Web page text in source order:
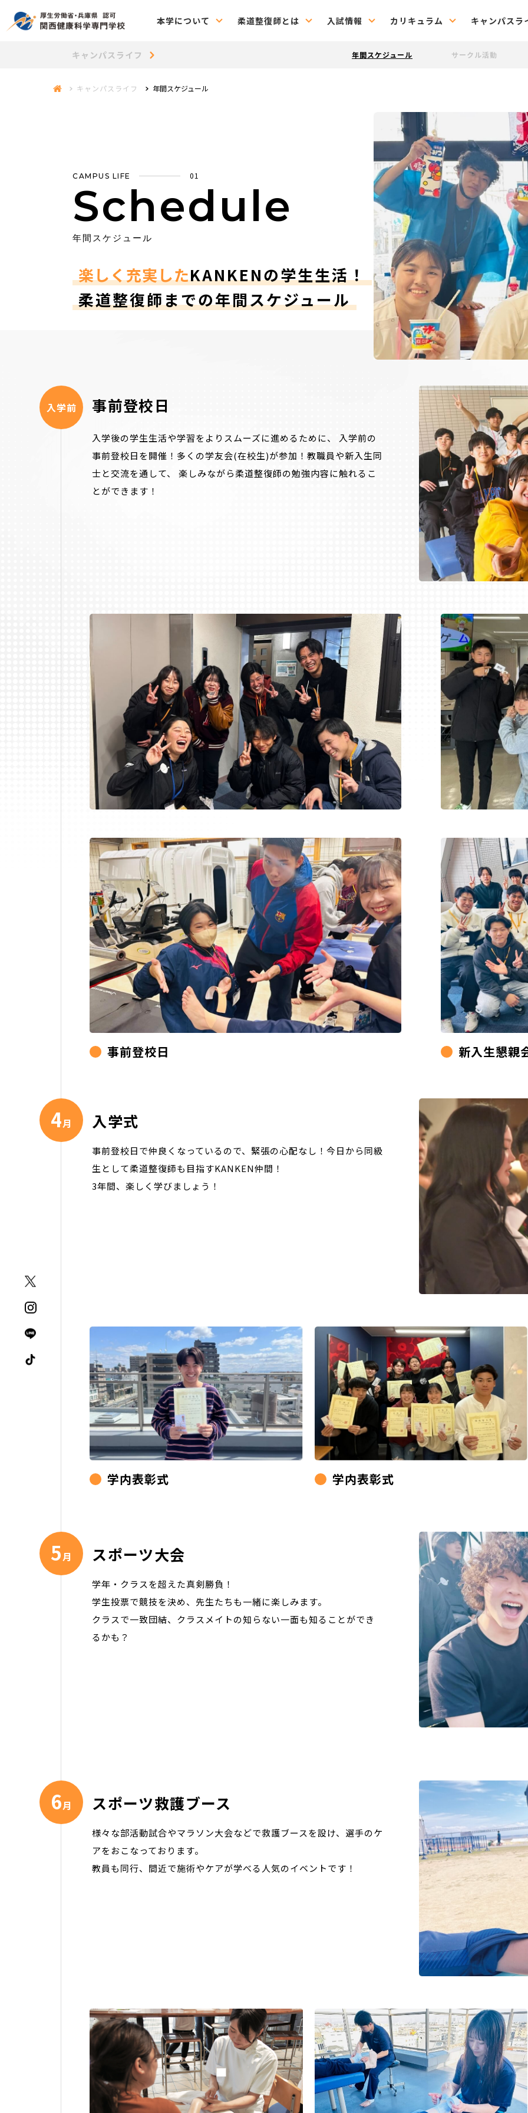
本学について 柔道整復師とは 入試情報 カリキュラム キャンパスラ
キャンパスライフ 年間スケジュール サークル活動
キャンパスライフ 年間スケジュール
CAMPUS LIFE 01
Schedule
年間スケジュール
楽しく充実したKANKENの学生生活！
柔道整復師までの年間スケジュール
入学前 事前登校日
入学後の学生生活や学習をよりスムーズに進めるために、 入学前の
事前登校日を開催！多くの学友会(在校生)が参加！教職員や新入生同
士と交流を通して、 楽しみながら柔道整復師の勉強内容に触れるこ
とができます！
事前登校日 新入生懇親
4月 入学式
事前登校日で仲良くなっているので、緊張の心配なし！今日から同級
生として柔道整復師も目指すKANKEN仲間！
3年間、楽しく学びましょう！
学内表彰式 学内表彰式
5月 スポーツ大会
学年・クラスを超えた真剣勝負！
学生投票で競技を決め、先生たちも一緒に楽しみます。
クラスで一致団結、クラスメイトの知らない一面も知ることができ
るかも？
6月 スポーツ救護ブース
様々な部活動試合やマラソン大会などで救護ブースを設け、選手のケ
アをおこなっております。
教員も同行、間近で施術やケアが学べる人気のイベントです！